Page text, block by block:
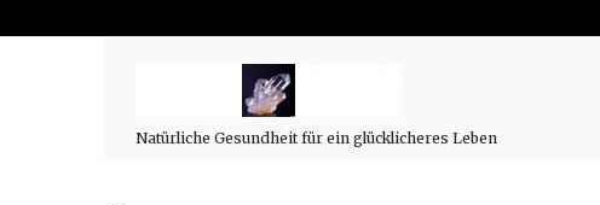
Natürliche Gesundheit für ein glücklicheres Leben